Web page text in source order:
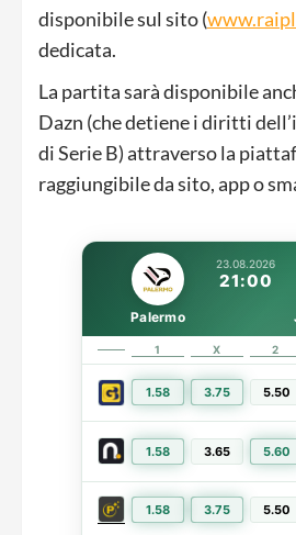
disponibile sul sito (
dedicata.
La partita sarà disponibile
Dazn (che detiene i diritti
di Serie B) attraverso la
raggiungibile da sito, app o
23.08.2026
21:00
Palermo
1 X 2
1.58 3.75 5.50
1.58 3.65 5.60
1.58 3.75 5.50